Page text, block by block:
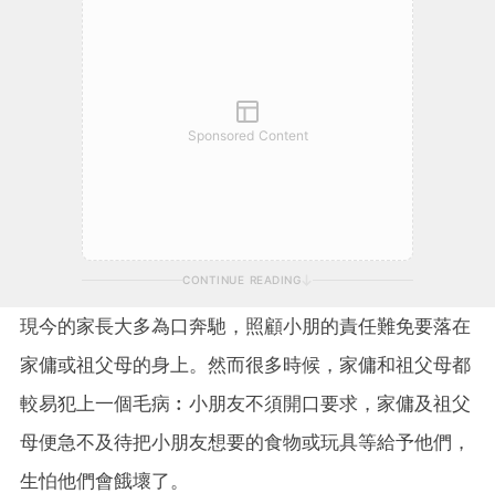
Sponsored Content
CONTINUE READING
現今的家長大多為口奔馳，照顧小朋的責任難免要落在
家傭或祖父母的身上。然而很多時候，家傭和祖父母都
較易犯上一個毛病︰小朋友不須開口要求，家傭及祖父
母便急不及待把小朋友想要的食物或玩具等給予他們，
生怕他們會餓壞了。